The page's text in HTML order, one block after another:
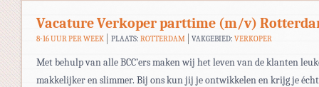
Vacature Verkoper parttime (m/v)
8-16 UUR PER WEEK PLAATS: ROTTERDAM VAKGEBIED:VERKOPER
Met behulp van alle BCC’ers maken wij het leven van de klanten
makkelijker en slimmer. Bij ons kun jij je ontwikkelen en krijg je